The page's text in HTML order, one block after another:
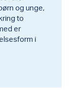
og unge,
to
er
i